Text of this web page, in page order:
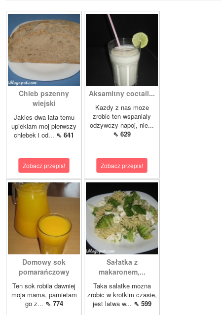
Chleb pszenny
wiejski
Jakies dwa lata temu
upieklam moj pierwszy
chlebek i od... ⇖ 641
Zobacz przepis!
Aksamitny coctail...
Kazdy z nas moze
zrobic ten wspanialy
odzywczy napoj, nie...
⇖ 629
Zobacz przepis!
Domowy sok
pomarańczowy
Ten sok robila dawniej
moja mama, pamietam
go z... ⇖ 774
Sałatka z
makaronem,...
Taka salatke mozna
zrobic w krotkim czasie,
jest latwa w... ⇖ 599